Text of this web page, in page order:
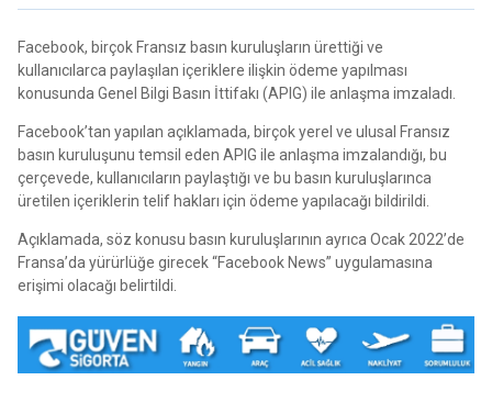
Facebook, birçok Fransız basın kuruluşların ürettiği ve
kullanıcılarca paylaşılan içeriklere ilişkin ödeme yapılması
konusunda Genel Bilgi Basın İttifakı (APIG) ile anlaşma imzaladı.
Facebook’tan yapılan açıklamada, birçok yerel ve ulusal Fransız
basın kuruluşunu temsil eden APIG ile anlaşma imzalandığı, bu
çerçevede, kullanıcıların paylaştığı ve bu basın kuruluşlarınca
üretilen içeriklerin telif hakları için ödeme yapılacağı bildirildi.
Açıklamada, söz konusu basın kuruluşlarının ayrıca Ocak 2022’de
Fransa’da yürürlüğe girecek “Facebook News” uygulamasına
erişimi olacağı belirtildi.